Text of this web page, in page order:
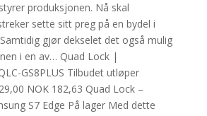
produksjonen. Nå skal
sette sitt preg på en bydel i
gjør dekselet det også mulig
i en av… Quad Lock |
GS8PLUS Tilbudet utløper
NOK 182,63 Quad Lock –
S7 Edge På lager Med dette